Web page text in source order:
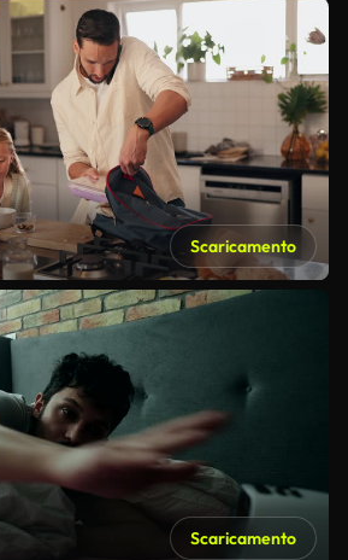
Scaricamento
Scaricamento